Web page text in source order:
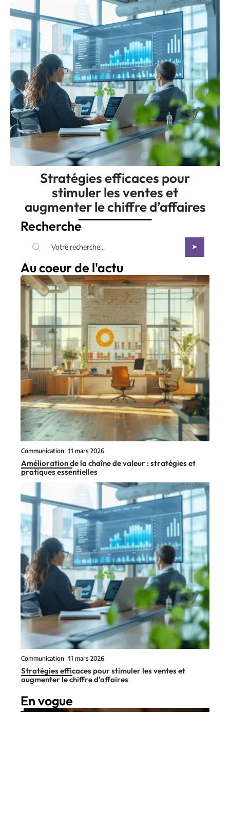
Stratégies efficaces pour
stimuler les ventes et
augmenter le chiffre d’affaires
Recherche
Au coeur de l'actu
Communication 11 mars 2026
Amélioration de la chaîne de valeur : stratégies et
pratiques essentielles
Communication 11 mars 2026
Stratégies efficaces pour stimuler les ventes et
augmenter le chiffre d’affaires
En vogue